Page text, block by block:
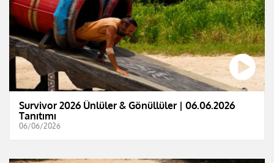
Survivor 2026 Ünlüler & Gönüllüler | 06.06.2026
Tanıtımı
06/06/2026